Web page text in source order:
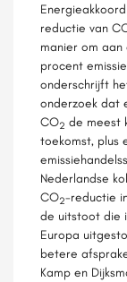
reductie van
manier om
procent
onderschrijft
onderzoek dat
CO2 de meest
toekomst, plus
Nederlandse
CO2-reductie
de uitstoot die
Europa
betere
Kamp en